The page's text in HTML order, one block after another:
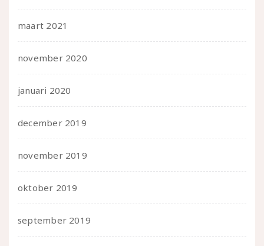
maart 2021
november 2020
januari 2020
december 2019
november 2019
oktober 2019
september 2019